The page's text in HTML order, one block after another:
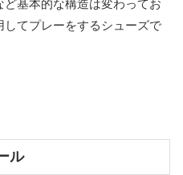
基本的な構造は変わってお
てプレーをするシューズで
ル